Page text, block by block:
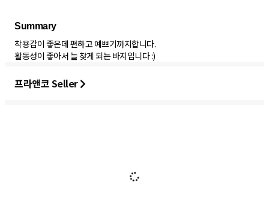
Summary
착용감이 좋은데 편하고 예쁘기까지합니다.
활동성이 좋아서 늘 찾게 되는 바지입니다 :)
프라앤코 Seller